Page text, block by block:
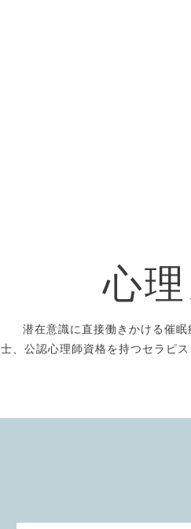
心
潜在意識に直接働きかける催
士、公認心理師資格を持つセラピ